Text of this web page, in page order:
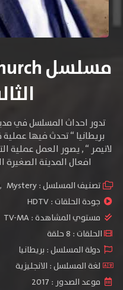
تدور احداث المسلسل في
لاتيمر “ , يصور العمل عملية
افعال المدينة الصغيرة
تصنيف المسلسل : , Mystery
جودة الحلقات :HDTV
مستوي المشاهدة :TV-MA
الحلقات : 8 حلقة
دولة المسلسل : بريطانيا
لغة المسلسل : الانجليزية
موعد الصدور : 2017